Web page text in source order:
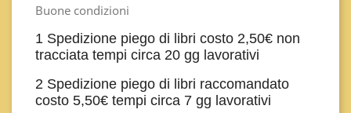
Buone condizioni
1 Spedizione piego di libri costo 2,50€ non
tracciata tempi circa 20 gg lavorativi
2 Spedizione piego di libri raccomandato
costo 5,50€ tempi circa 7 gg lavorativi